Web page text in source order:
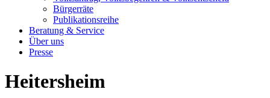
Bürgerräte
Publikationsreihe
Beratung & Service
Über uns
Presse
Heitersheim